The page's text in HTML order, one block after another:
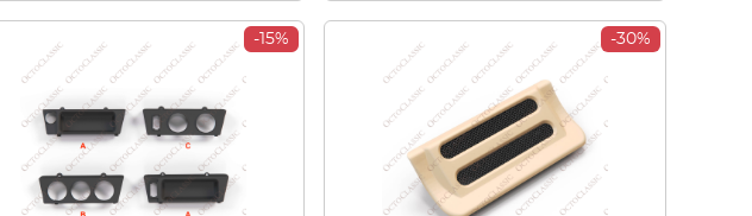
-15% -30%